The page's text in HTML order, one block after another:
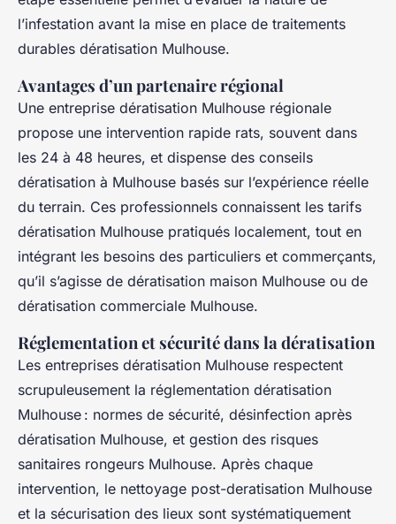
l’infestation avant la mise en place de traitements
durables dératisation Mulhouse.
Avantages d’un partenaire régional
Une entreprise dératisation Mulhouse régionale
propose une intervention rapide rats, souvent dans
les 24 à 48 heures, et dispense des conseils
dératisation à Mulhouse basés sur l’expérience réelle
du terrain. Ces professionnels connaissent les tarifs
dératisation Mulhouse pratiqués localement, tout en
intégrant les besoins des particuliers et commerçants,
qu’il s’agisse de dératisation maison Mulhouse ou de
dératisation commerciale Mulhouse.
Réglementation et sécurité dans la dératisation
Les entreprises dératisation Mulhouse respectent
scrupuleusement la réglementation dératisation
Mulhouse : normes de sécurité, désinfection après
dératisation Mulhouse, et gestion des risques
sanitaires rongeurs Mulhouse. Après chaque
intervention, le nettoyage post-deratisation Mulhouse
et la sécurisation des lieux sont systématiquement